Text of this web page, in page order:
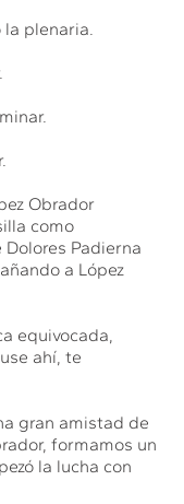
la plenaria.
Obrador
como
Padierna
a López
equivocada,
ahí, te
gran amistad de
formamos un
la lucha con